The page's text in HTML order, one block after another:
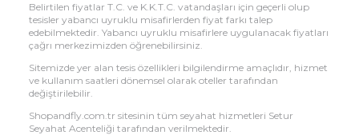
Belirtilen fiyatlar T.C. ve K.K.T.C. vatandaşları için geçerli olup
tesisler yabancı uyruklu misafirlerden fiyat farkı talep
edebilmektedir. Yabancı uyruklu misafirlere uygulanacak fiyatları
çağrı merkezimizden öğrenebilirsiniz.
Sitemizde yer alan tesis özellikleri bilgilendirme amaçlıdır, hizmet
ve kullanım saatleri dönemsel olarak oteller tarafından
değiştirilebilir.
Shopandfly.com.tr sitesinin tüm seyahat hizmetleri Setur
Seyahat Acenteliği tarafından verilmektedir.